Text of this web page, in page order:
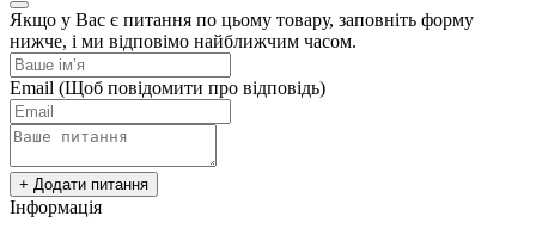
Якщо у Вас є питання по цьому товару, заповніть форму
нижче, і ми відповімо найближчим часом.
Email (Щоб повідомити про відповідь)
+ Додати питання
Інформація